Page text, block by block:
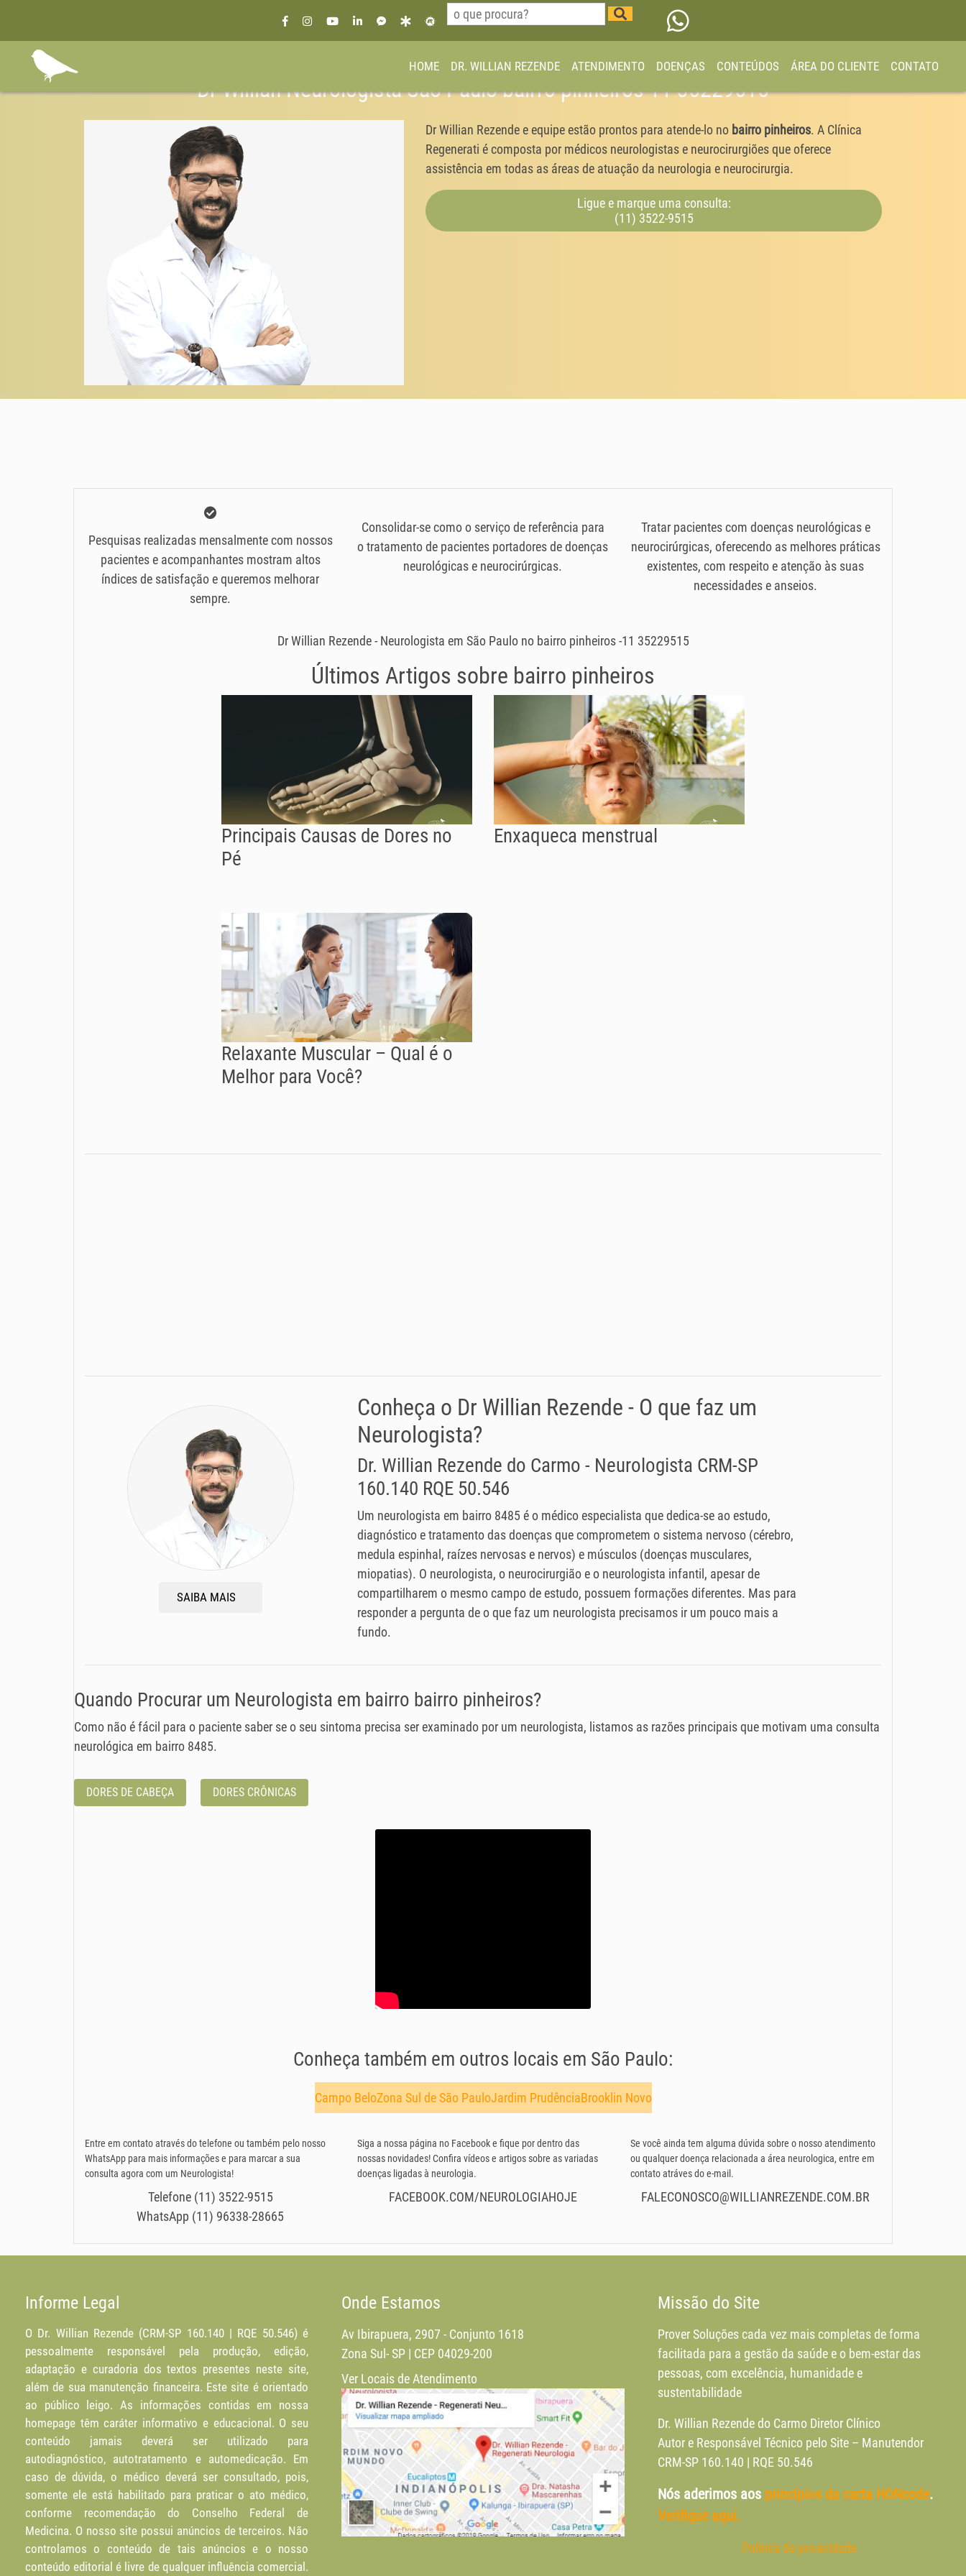
HOME DR. WILLIAN REZENDE ATENDIMENTO DOENÇAS CONTEÚDOS ÁREA DO CLIENTE CONTATO
Dr Willian Neurologista São Paulo bairro pinheiros 11 35229515
Dr Willian Rezende e equipe estão prontos para atende-lo no bairro pinheiros. A Clínica
Regenerati é composta por médicos neurologistas e neurocirurgiões que oferece
assistência em todas as áreas de atuação da neurologia e neurocirurgia.
Ligue e marque uma consulta:
(11) 3522-9515
Pesquisas realizadas mensalmente com nossos
pacientes e acompanhantes mostram altos
índices de satisfação e queremos melhorar
sempre.
Consolidar-se como o serviço de referência para
o tratamento de pacientes portadores de doenças
neurológicas e neurocirúrgicas.
Tratar pacientes com doenças neurológicas e
neurocirúrgicas, oferecendo as melhores práticas
existentes, com respeito e atenção às suas
necessidades e anseios.
Dr Willian Rezende - Neurologista em São Paulo no bairro pinheiros -11 35229515
Últimos Artigos sobre bairro pinheiros
Principais Causas de Dores no
Pé
Enxaqueca menstrual
Relaxante Muscular – Qual é o
Melhor para Você?
SAIBA MAIS
Conheça o Dr Willian Rezende - O que faz um
Neurologista?
Dr. Willian Rezende do Carmo - Neurologista CRM-SP
160.140 RQE 50.546
Um neurologista em bairro 8485 é o médico especialista que dedica-se ao estudo,
diagnóstico e tratamento das doenças que comprometem o sistema nervoso (cérebro,
medula espinhal, raízes nervosas e nervos) e músculos (doenças musculares,
miopatias). O neurologista, o neurocirurgião e o neurologista infantil, apesar de
compartilharem o mesmo campo de estudo, possuem formações diferentes. Mas para
responder a pergunta de o que faz um neurologista precisamos ir um pouco mais a
fundo.
Quando Procurar um Neurologista em bairro bairro pinheiros?
Como não é fácil para o paciente saber se o seu sintoma precisa ser examinado por um neurologista, listamos as razões principais que motivam uma consulta
neurológica em bairro 8485.
DORES DE CABEÇA DORES CRÔNICAS
Conheça também em outros locais em São Paulo:
Campo BeloZona Sul de São PauloJardim PrudênciaBrooklin Novo
Entre em contato através do telefone ou também pelo nosso
WhatsApp para mais informações e para marcar a sua
consulta agora com um Neurologista!
Telefone (11) 3522-9515
WhatsApp (11) 96338-28665
Siga a nossa página no Facebook e fique por dentro das
nossas novidades! Confira vídeos e artigos sobre as variadas
doenças ligadas à neurologia.
FACEBOOK.COM/NEUROLOGIAHOJE
Se você ainda tem alguma dúvida sobre o nosso atendimento
ou qualquer doença relacionada a área neurologica, entre em
contato atráves do e-mail.
FALECONOSCO@WILLIANREZENDE.COM.BR
Informe Legal
O Dr. Willian Rezende (CRM-SP 160.140 | RQE 50.546) é
pessoalmente responsável pela produção, edição,
adaptação e curadoria dos textos presentes neste site,
além de sua manutenção financeira. Este site é orientado
ao público leigo. As informações contidas em nossa
homepage têm caráter informativo e educacional. O seu
conteúdo jamais deverá ser utilizado para
autodiagnóstico, autotratamento e automedicação. Em
caso de dúvida, o médico deverá ser consultado, pois,
somente ele está habilitado para praticar o ato médico,
conforme recomendação do Conselho Federal de
Medicina. O nosso site possui anúncios de terceiros. Não
controlamos o conteúdo de tais anúncios e o nosso
conteúdo editorial é livre de qualquer influência comercial.
Onde Estamos
Av Ibirapuera, 2907 - Conjunto 1618
Zona Sul- SP | CEP 04029-200
Ver Locais de Atendimento
Missão do Site
Prover Soluções cada vez mais completas de forma
facilitada para a gestão da saúde e o bem-estar das
pessoas, com excelência, humanidade e
sustentabilidade
Dr. Willian Rezende do Carmo Diretor Clínico
Autor e Responsável Técnico pelo Site – Manutendor
CRM-SP 160.140 | RQE 50.546
Nós aderimos aos princípios da carta HONcode.
Verifique aqui.
Política de privacidade